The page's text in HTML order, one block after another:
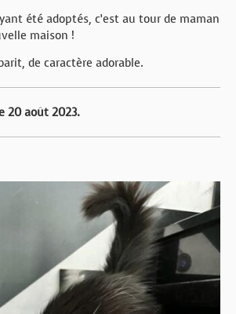
été adoptés, c’est au tour de maman
maison !
de caractère adorable.
20 août 2023.